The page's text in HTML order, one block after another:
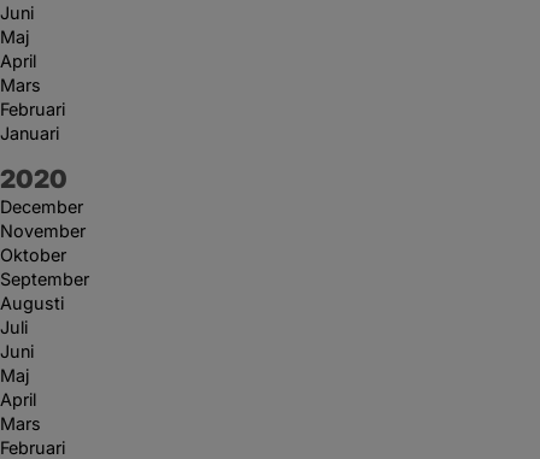
Juni
Maj
April
Mars
Februari
Januari
År:
2020
December
November
Oktober
September
Augusti
Juli
Juni
Maj
April
Mars
Februari